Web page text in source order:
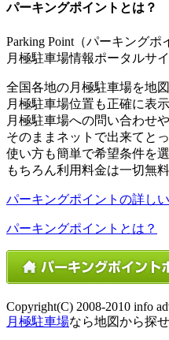
パーキングポイントとは？
Parking Point（パーキング
月極駐車場情報ポータルサイ
全国各地の月極駐車場を地
月極駐車場位置も正確に表示
月極駐車場への問い合わせ
そのままネットで出来てと
使い方も簡単で希望条件を選
もちろん利用料金は一切無料
パーキングポイントの詳し
パーキングポイントとは？
Copyright(C) 2008-2010 info
月極駐車場なら地図から探